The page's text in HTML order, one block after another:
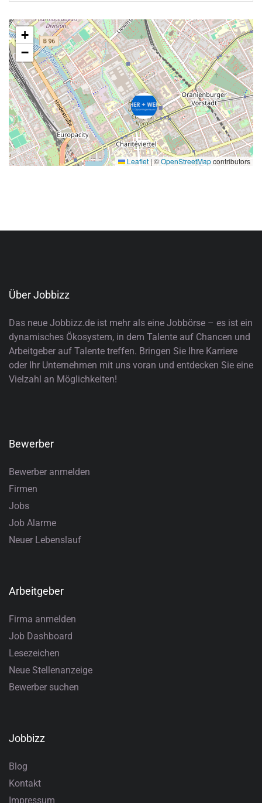
+
−
Leaflet | ©OpenStreetMapcontributors
Über Jobbizz
Das neue Jobbizz.de ist mehr als eine Jobbörse – es ist ein
dynamisches Ökosystem, in dem Talente auf Chancen und
Arbeitgeber auf Talente treffen. Bringen Sie Ihre Karriere
oder Ihr Unternehmen mit uns voran und entdecken Sie eine
Vielzahl an Möglichkeiten!
Bewerber
Bewerber anmelden
Firmen
Jobs
Job Alarme
Neuer Lebenslauf
Arbeitgeber
Firma anmelden
Job Dashboard
Lesezeichen
Neue Stellenanzeige
Bewerber suchen
Jobbizz
Blog
Kontakt
Impressum